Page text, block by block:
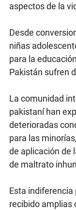
aspectos de la
Desde
niñas
para la
Pakistán sufren
La comunidad
pakistaní han
deterioradas
para las
de aplicación de
de maltrato
Esta indiferencia
recibido amplias